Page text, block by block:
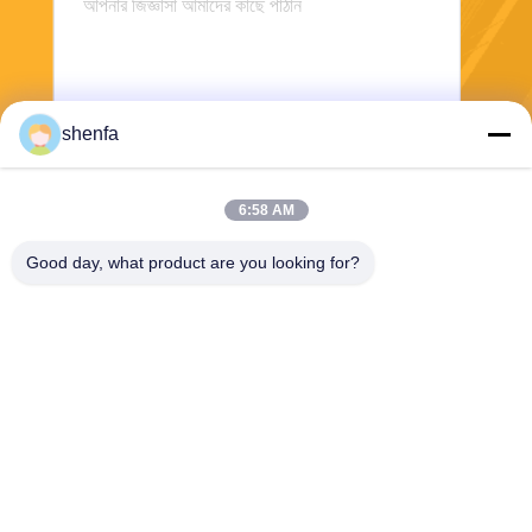
shenfa
6:58 AM
Good day, what product are you looking for?